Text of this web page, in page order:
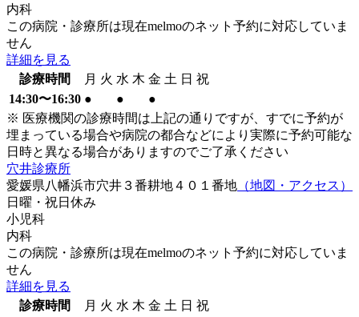
内科
この病院・診療所は現在melmoのネット予約に対応していま
せん
詳細を見る
診療時間
月 火 水 木 金 土 日 祝
14:30〜16:30 ● ●
●
※ 医療機関の診療時間は上記の通りですが、すでに予約が
埋まっている場合や病院の都合などにより実際に予約可能な
日時と異なる場合がありますのでご了承ください
穴井診療所
愛媛県八幡浜市穴井３番耕地４０１番地 （地図・アクセス）
日曜・祝日 休み
小児科
内科
この病院・診療所は現在melmoのネット予約に対応していま
せん
詳細を見る
診療時間
月 火 水 木 金 土 日 祝